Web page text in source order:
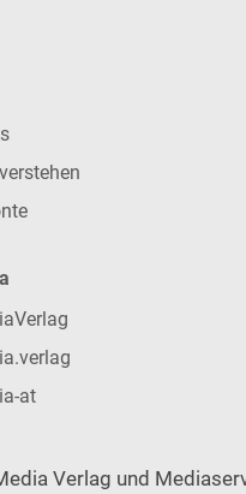
at
Verlag und